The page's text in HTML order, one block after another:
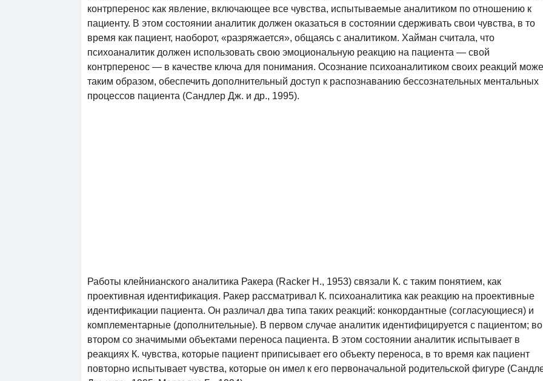
контрперенос как явление, включающее все чувства, испытываемые аналитиком по отношению к
пациенту. В этом состоянии аналитик должен оказаться в состоянии сдерживать свои чувства, в то
время как пациент, наоборот, «разряжается», общаясь с аналитиком. Хайман считала, что
психоаналитик должен использовать свою эмоциональную реакцию на пациента — свой
контрперенос — в качестве ключа для понимания. Осознание психоаналитиком своих реакций
таким образом, обеспечить дополнительный доступ к распознаванию бессознательных ментальных
процессов пациента (Сандлер Дж. и др., 1995).
Работы клейнианского аналитика Ракера (Racker H., 1953) связали К. с таким понятием, как
проективная идентификация. Ракер рассматривал К. психоаналитика как реакцию на проективные
идентификации пациента. Он различал два типа таких реакций: конкордантные (согласующиеся) и
комплементарные (дополнительные). В первом случае аналитик идентифицируется с пациентом; во
втором со значимыми объектами переноса пациента. В этом состоянии аналитик испытывает в
реакциях К. чувства, которые пациент приписывает его объекту переноса, в то время как пациент
повторно испытывает чувства, которые он имел к его первоначальной родительской фигуре